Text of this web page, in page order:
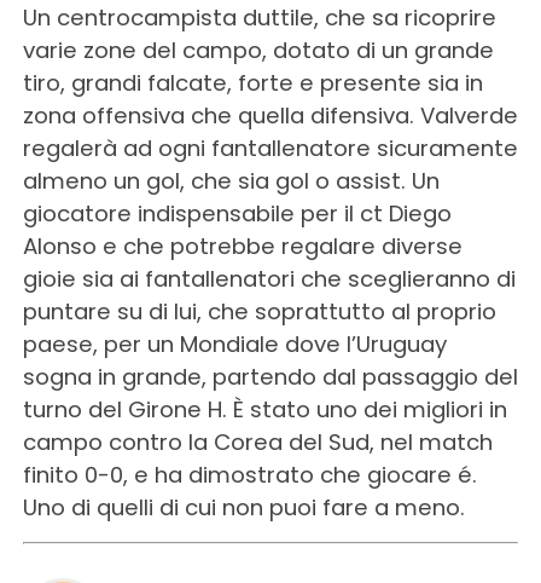
Un centrocampista duttile, che sa ricoprire
varie zone del campo, dotato di un grande
tiro, grandi falcate, forte e presente sia in
zona offensiva che quella difensiva. Valverde
regalerà ad ogni fantallenatore sicuramente
almeno un gol, che sia gol o assist. Un
giocatore indispensabile per il ct Diego
Alonso e che potrebbe regalare diverse
gioie sia ai fantallenatori che sceglieranno di
puntare su di lui, che soprattutto al proprio
paese, per un Mondiale dove l’Uruguay
sogna in grande, partendo dal passaggio del
turno del Girone H. È stato uno dei migliori in
campo contro la Corea del Sud, nel match
finito 0-0, e ha dimostrato che giocare é.
Uno di quelli di cui non puoi fare a meno.